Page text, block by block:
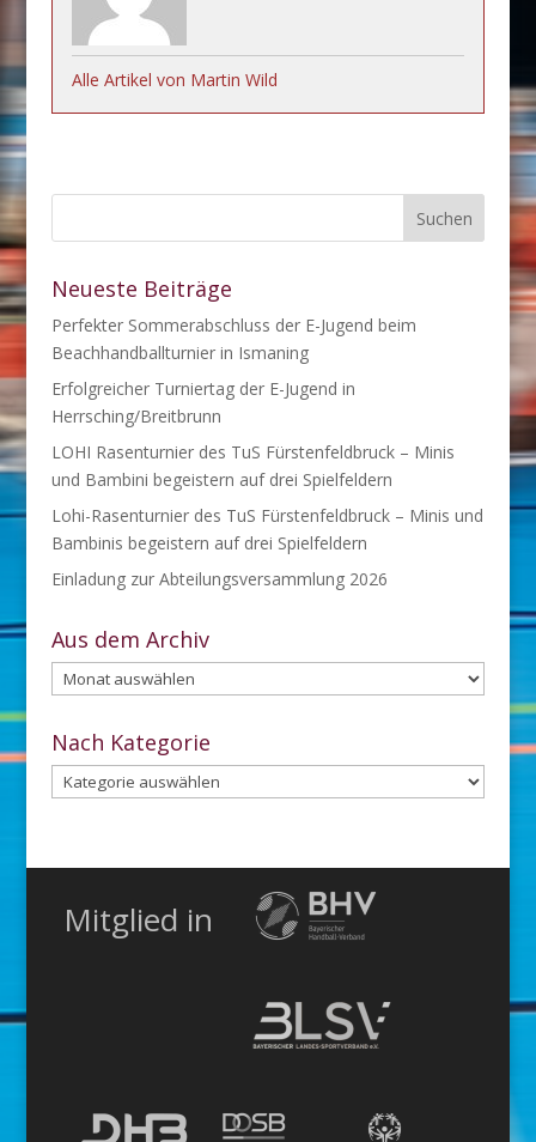
Alle Artikel von Martin Wild
Neueste Beiträge
Perfekter Sommerabschluss der E-Jugend beim
Beachhandballturnier in Ismaning
Erfolgreicher Turniertag der E-Jugend in
Herrsching/Breitbrunn
LOHI Rasenturnier des TuS Fürstenfeldbruck – Minis
und Bambini begeistern auf drei Spielfeldern
Lohi-Rasenturnier des TuS Fürstenfeldbruck – Minis und
Bambinis begeistern auf drei Spielfeldern
Einladung zur Abteilungsversammlung 2026
Aus dem Archiv
Aus
dem
Archiv
Nach Kategorie
Nach
Kategorie
Mitglied in